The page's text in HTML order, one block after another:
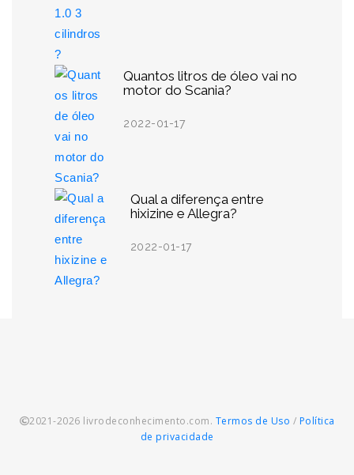
Quantos litros de óleo vai no
motor do Scania?
2022-01-17
Qual a diferença entre
hixizine e Allegra?
2022-01-17
2021-2026 livrodeconhecimento.com. Termos de Uso / Política
de privacidade